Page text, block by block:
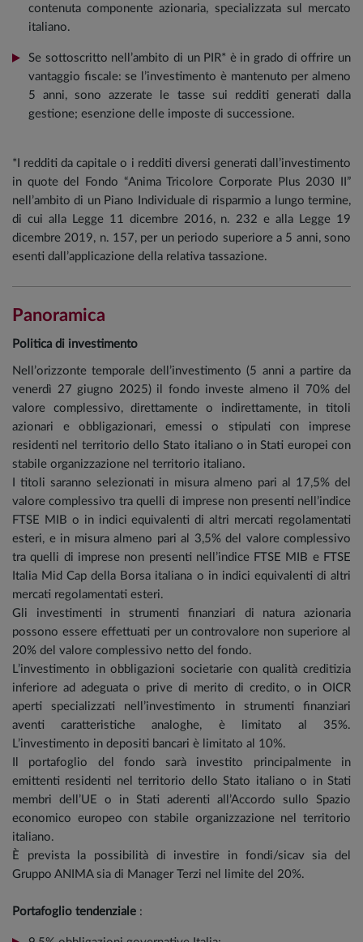
contenuta componente azionaria, specializzata sul mercato
italiano.
Se sottoscritto nell’ambito di un PIR* è in grado di offrire un
vantaggio fiscale: se l’investimento è mantenuto per almeno
5 anni, sono azzerate le tasse sui redditi generati dalla
gestione; esenzione delle imposte di successione.
*I redditi da capitale o i redditi diversi generati dall’investimento
in quote del Fondo “Anima Tricolore Corporate Plus 2030 II”
nell’ambito di un Piano Individuale di risparmio a lungo termine,
di cui alla Legge 11 dicembre 2016, n. 232 e alla Legge 19
dicembre 2019, n. 157, per un periodo superiore a 5 anni, sono
esenti dall’applicazione della relativa tassazione.
Panoramica
Politica di investimento
Nell’orizzonte temporale dell’investimento (5 anni a partire da
venerdì 27 giugno 2025) il fondo investe almeno il 70% del
valore complessivo, direttamente o indirettamente, in titoli
azionari e obbligazionari, emessi o stipulati con imprese
residenti nel territorio dello Stato italiano o in Stati europei con
stabile organizzazione nel territorio italiano.
I titoli saranno selezionati in misura almeno pari al 17,5% del
valore complessivo tra quelli di imprese non presenti nell’indice
FTSE MIB o in indici equivalenti di altri mercati regolamentati
esteri, e in misura almeno pari al 3,5% del valore complessivo
tra quelli di imprese non presenti nell’indice FTSE MIB e FTSE
Italia Mid Cap della Borsa italiana o in indici equivalenti di altri
mercati regolamentati esteri.
Gli investimenti in strumenti finanziari di natura azionaria
possono essere effettuati per un controvalore non superiore al
20% del valore complessivo netto del fondo.
L’investimento in obbligazioni societarie con qualità creditizia
inferiore ad adeguata o prive di merito di credito, o in OICR
aperti specializzati nell’investimento in strumenti finanziari
aventi caratteristiche analoghe, è limitato al 35%.
L’investimento in depositi bancari è limitato al 10%.
Il portafoglio del fondo sarà investito principalmente in
emittenti residenti nel territorio dello Stato italiano o in Stati
membri dell’UE o in Stati aderenti all’Accordo sullo Spazio
economico europeo con stabile organizzazione nel territorio
italiano.
È prevista la possibilità di investire in fondi/sicav sia del
Gruppo ANIMA sia di Manager Terzi nel limite del 20%.
Portafoglio tendenziale :